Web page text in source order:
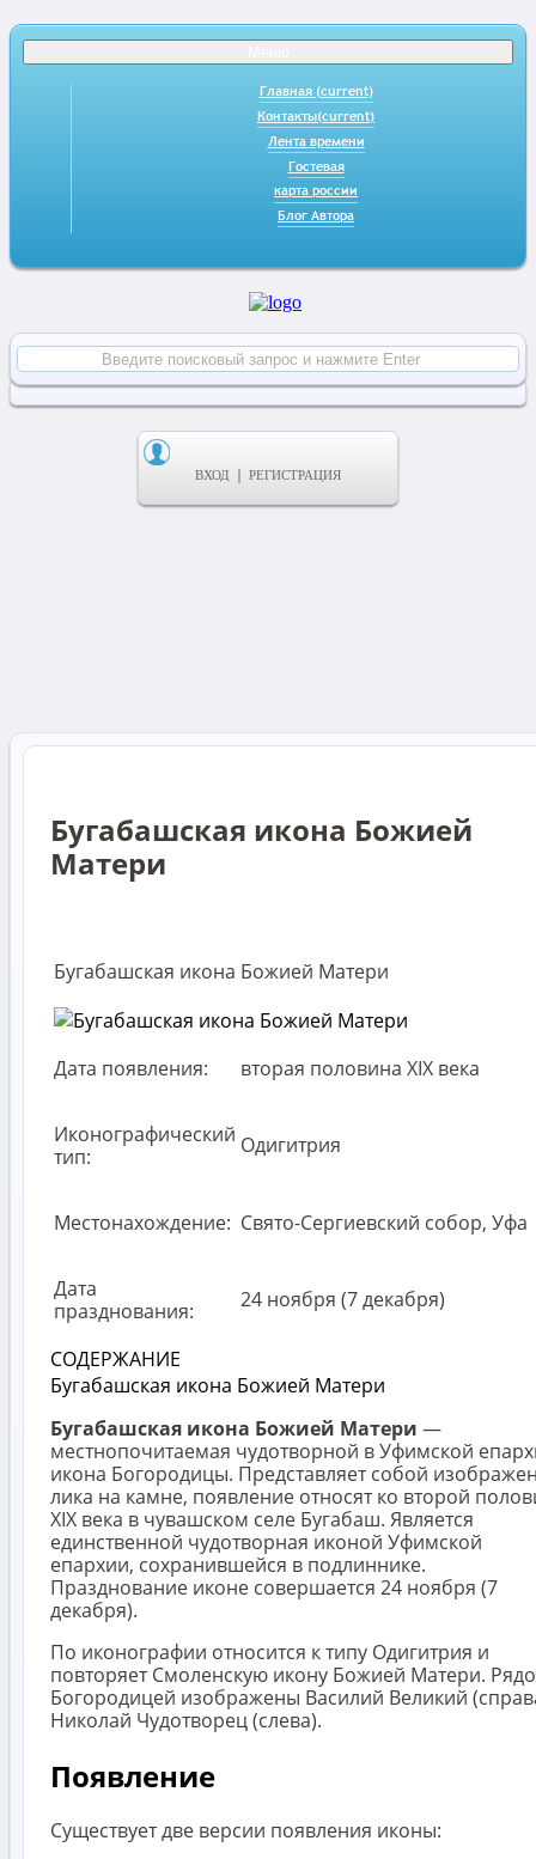
Главная (current)
Контакты(current)
Лента времени
Гостевая
карта россии
Блог Автора
ВХОД РЕГИСТРАЦИЯ
Бугабашская икона Божией
Матери
Бугабашская икона Божией Матери
Дата появления: вторая половина XIX века
Иконографический
тип:
Одигитрия
Местонахождение: Свято-Сергиевский собор, Уфа
Дата
празднования:
24 ноября (7 декабря)
СОДЕРЖАНИЕ
Бугабашская икона Божией Матери
Бугабашская икона Божией Матери —
местнопочитаемая чудотворной в Уфимской
икона Богородицы. Представляет собой
лика на камне, появление относят ко второй
XIX века в чувашском селе Бугабаш. Является
единственной чудотворная иконой Уфимской
епархии, сохранившейся в подлиннике.
Празднование иконе совершается 24 ноября (7
декабря).
По иконографии относится к типу Одигитрия и
повторяет Смоленскую икону Божией Матери.
Богородицей изображены Василий Великий
Николай Чудотворец (слева).
Появление
Существует две версии появления иконы: